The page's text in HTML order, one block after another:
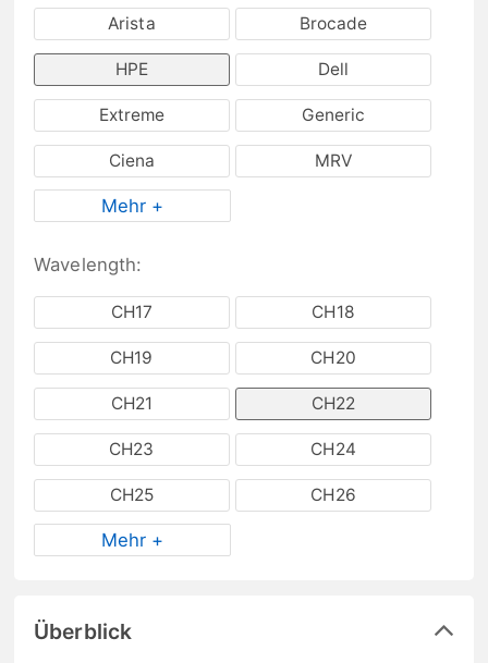
Arista Brocade
HPE Dell
Extreme Generic
Ciena MRV
Mehr +
Wavelength:
CH17 CH18
CH19 CH20
CH21 CH22
CH23 CH24
CH25 CH26
Mehr +
Überblick